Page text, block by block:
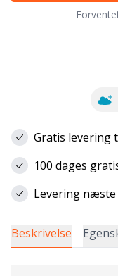
Gratis levering
100 dages
Levering næste
Beskrivelse